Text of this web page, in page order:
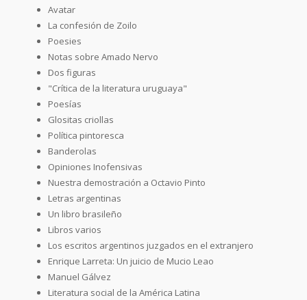
Avatar
La confesión de Zoilo
Poesies
Notas sobre Amado Nervo
Dos figuras
"Crítica de la literatura uruguaya"
Poesías
Glositas criollas
Política pintoresca
Banderolas
Opiniones Inofensivas
Nuestra demostración a Octavio Pinto
Letras argentinas
Un libro brasileño
Libros varios
Los escritos argentinos juzgados en el extranjero
Enrique Larreta: Un juicio de Mucio Leao
Manuel Gálvez
Literatura social de la América Latina